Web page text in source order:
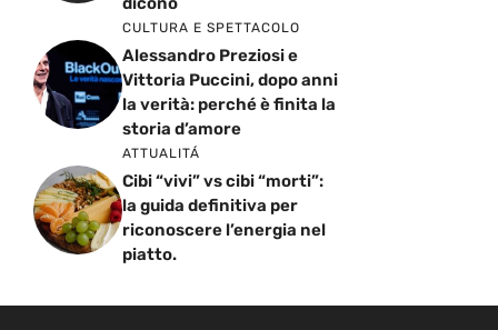
CULTURA E SPETTACOLO
Alessandro Preziosi e
Vittoria Puccini, dopo anni
la verità: perché è finita la
storia d’amore
ATTUALITÁ
Cibi “vivi” vs cibi “morti”:
la guida definitiva per
riconoscere l’energia nel
piatto.